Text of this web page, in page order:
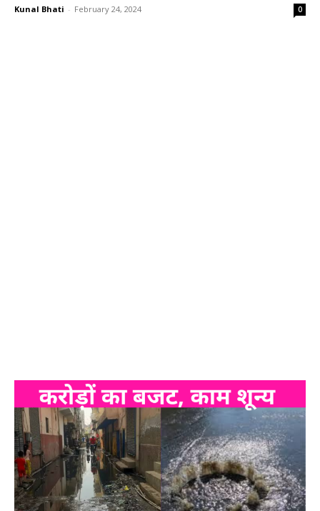
Kunal Bhati - February 24, 2024 0